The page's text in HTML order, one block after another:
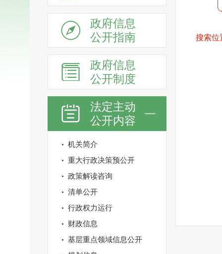
政府信息
公开指南
政府信息
公开制度
法定主动
公开内容
机关简介
重大行政决策预公开
政策解读咨询
清单公开
行政权力运行
财政信息
基层重点领域信息公开
搜索位